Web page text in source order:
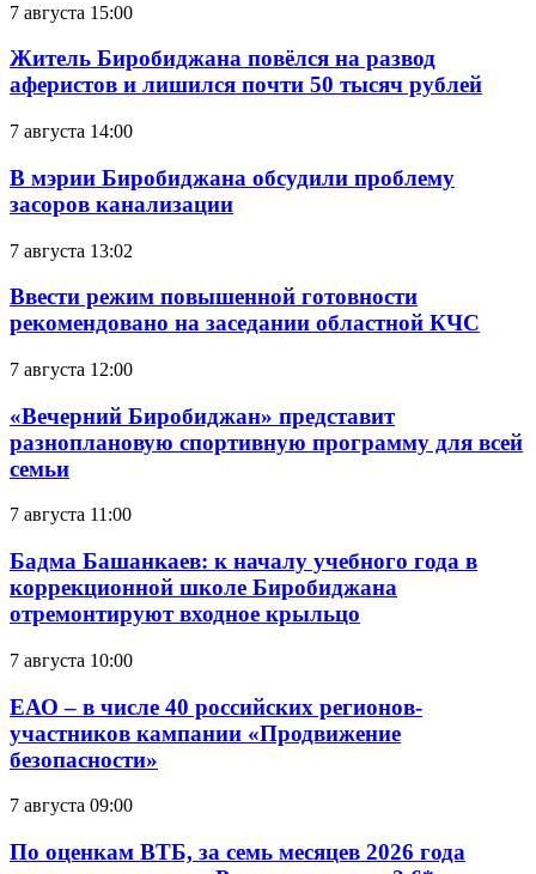
7 августа 15:00
Житель Биробиджана повёлся на развод
аферистов и лишился почти 50 тысяч рублей
7 августа 14:00
В мэрии Биробиджана обсудили проблему
засоров канализации
7 августа 13:02
Ввести режим повышенной готовности
рекомендовано на заседании областной КЧС
7 августа 12:00
«Вечерний Биробиджан» представит
разноплановую спортивную программу для всей
семьи
7 августа 11:00
Бадма Башанкаев: к началу учебного года в
коррекционной школе Биробиджана
отремонтируют входное крыльцо
7 августа 10:00
ЕАО – в числе 40 российских регионов-
участников кампании «Продвижение
безопасности»
7 августа 09:00
По оценкам ВТБ, за семь месяцев 2026 года